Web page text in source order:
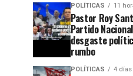
POLÍTICAS 11
Pastor Roy
Partido
desgaste
rumbo
POLÍTICAS 4 días